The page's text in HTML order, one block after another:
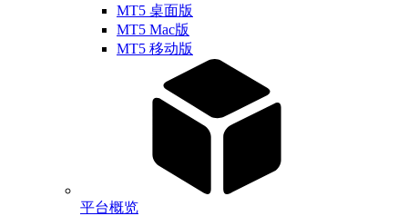
MT5 桌面版
MT5 Mac版
MT5 移动版
平台概览